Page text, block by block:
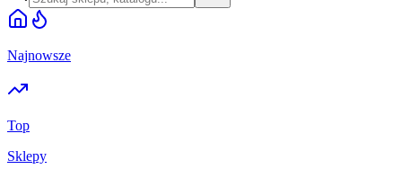
Najnowsze
Top
Sklepy